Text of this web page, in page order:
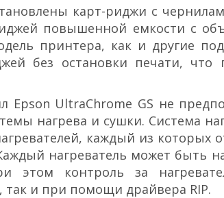
карт-риджи с
повышенной емкости с
принтера, как и другие
без остановки печати, что
Epson UltraChrome GS не
нагрева и сушки. Система
каждый из которых
нагреватель может быть
контроль за
так и при помощи драйвера RIP.